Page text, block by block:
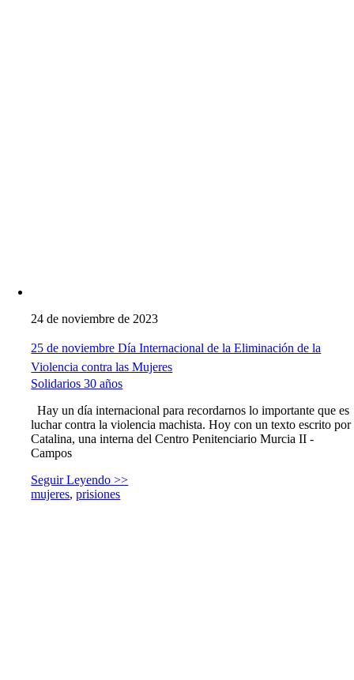
24 de noviembre de 2023
25 de noviembre Día Internacional de la Eliminación de la
Violencia contra las Mujeres
Solidarios 30 años
Hay un día internacional para recordarnos lo importante que es
luchar contra la violencia machista. Hoy con un texto escrito por
Catalina, una interna del Centro Penitenciario Murcia II -
Campos
Seguir Leyendo >>
mujeres,prisiones